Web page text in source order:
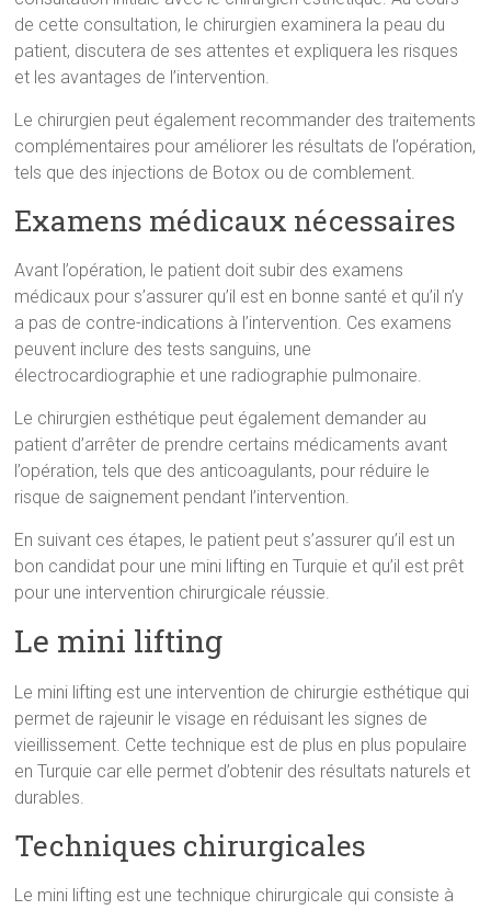
de cette consultation, le chirurgien examinera la peau du
patient, discutera de ses attentes et expliquera les risques
et les avantages de l’intervention.
Le chirurgien peut également recommander des traitements
complémentaires pour améliorer les résultats de l’opération,
tels que des injections de Botox ou de comblement.
Examens médicaux nécessaires
Avant l’opération, le patient doit subir des examens
médicaux pour s’assurer qu’il est en bonne santé et qu’il n’y
a pas de contre-indications à l’intervention. Ces examens
peuvent inclure des tests sanguins, une
électrocardiographie et une radiographie pulmonaire.
Le chirurgien esthétique peut également demander au
patient d’arrêter de prendre certains médicaments avant
l’opération, tels que des anticoagulants, pour réduire le
risque de saignement pendant l’intervention.
En suivant ces étapes, le patient peut s’assurer qu’il est un
bon candidat pour une mini lifting en Turquie et qu’il est prêt
pour une intervention chirurgicale réussie.
Le mini lifting
Le mini lifting est une intervention de chirurgie esthétique qui
permet de rajeunir le visage en réduisant les signes de
vieillissement. Cette technique est de plus en plus populaire
en Turquie car elle permet d’obtenir des résultats naturels et
durables.
Techniques chirurgicales
Le mini lifting est une technique chirurgicale qui consiste à